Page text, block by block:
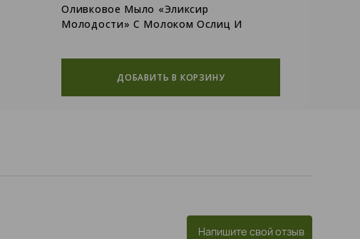
Оливковое Мыло «Эликсир
Молодости» С Молоком Ослиц И
ДОБАВИТЬ В КОРЗИНУ
Напишите свой отзыв